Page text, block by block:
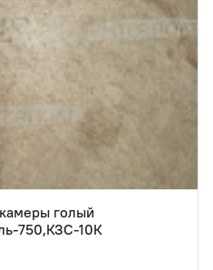
голый
750,КЗС-10К